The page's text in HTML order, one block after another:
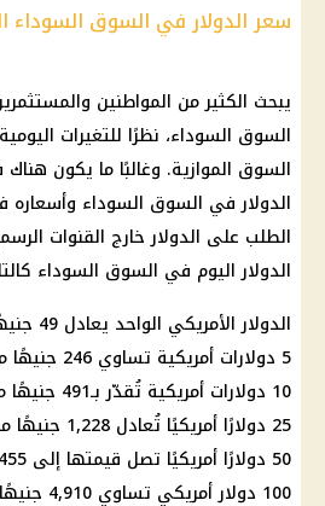
سعر الدولار في السوق السوداء
يبحث الكثير من المواطنين
السوق السوداء، نظرًا للتغيرات
السوق الموازية. وغالبًا ما يكون
الدولار في السوق السوداء وأسعاره
الطلب على الدولار خارج القنوات
الدولار اليوم في السوق السوداء
الدولار الأمريكي الواحد يعادل 49 جنيهًا مصريًا.
5 دولارات أمريكية تساوي 246 جنيهًا مصريًا.
10 دولارات أمريكية تُقدّر بـ491 جنيهًا مصريًا.
25 دولارًا أمريكيًا تُعادل 1,228 جنيهًا مصريًا.
50 دولارًا أمريكيًا تصل قيمتها إلى 2,455 جنيهًا مصريًا.
100 دولار أمريكي تساوي 4,910 جنيهًا مصريًا.